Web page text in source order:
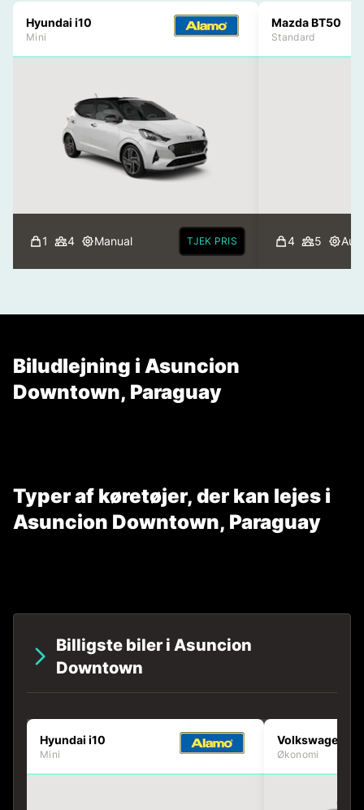
Hyundai i10
Mini
1 4 Manual TJEK PRIS
Mazda BT50
Standard
4 5
Biludlejning i Asuncion
Downtown, Paraguay
Typer af køretøjer, der kan lejes i
Asuncion Downtown, Paraguay
Billigste biler i Asuncion
Downtown
Hyundai i10
Mini
Volkswagen
Økonomi